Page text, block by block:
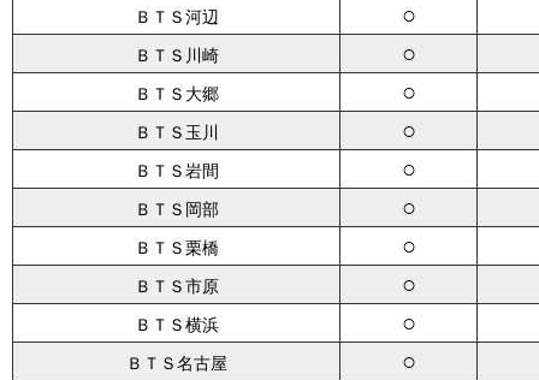
ＢＴＳ河辺 ○
ＢＴＳ川崎 ○
ＢＴＳ大郷 ○
ＢＴＳ玉川 ○
ＢＴＳ岩間 ○
ＢＴＳ岡部 ○
ＢＴＳ栗橋 ○
ＢＴＳ市原 ○
ＢＴＳ横浜 ○
ＢＴＳ名古屋 ○